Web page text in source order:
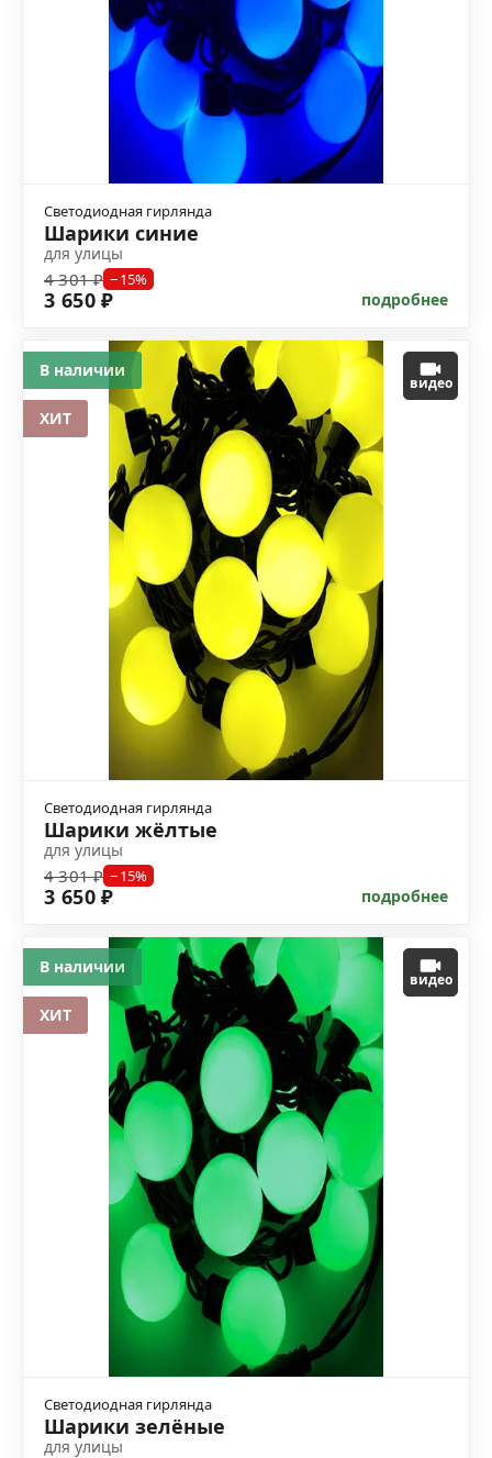
Светодиодная гирлянда
Шарики синие
для улицы
4 301 ₽ −15%
3 650 ₽ подробнее
видео
Светодиодная гирлянда
Шарики жёлтые
для улицы
4 301 ₽ −15%
3 650 ₽ подробнее
В наличии
ХИТ
видео
Светодиодная гирлянда
Шарики зелёные
для улицы
В наличии
ХИТ